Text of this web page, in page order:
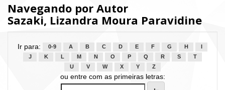
Navegando por Autor
Sazaki, Lizandra Moura Paravidine
Ir para: 0-9 A B C D E F G H
J
K L M N O P Q R S
T
U
V W X Y Z
ou entre com as primeiras letras: